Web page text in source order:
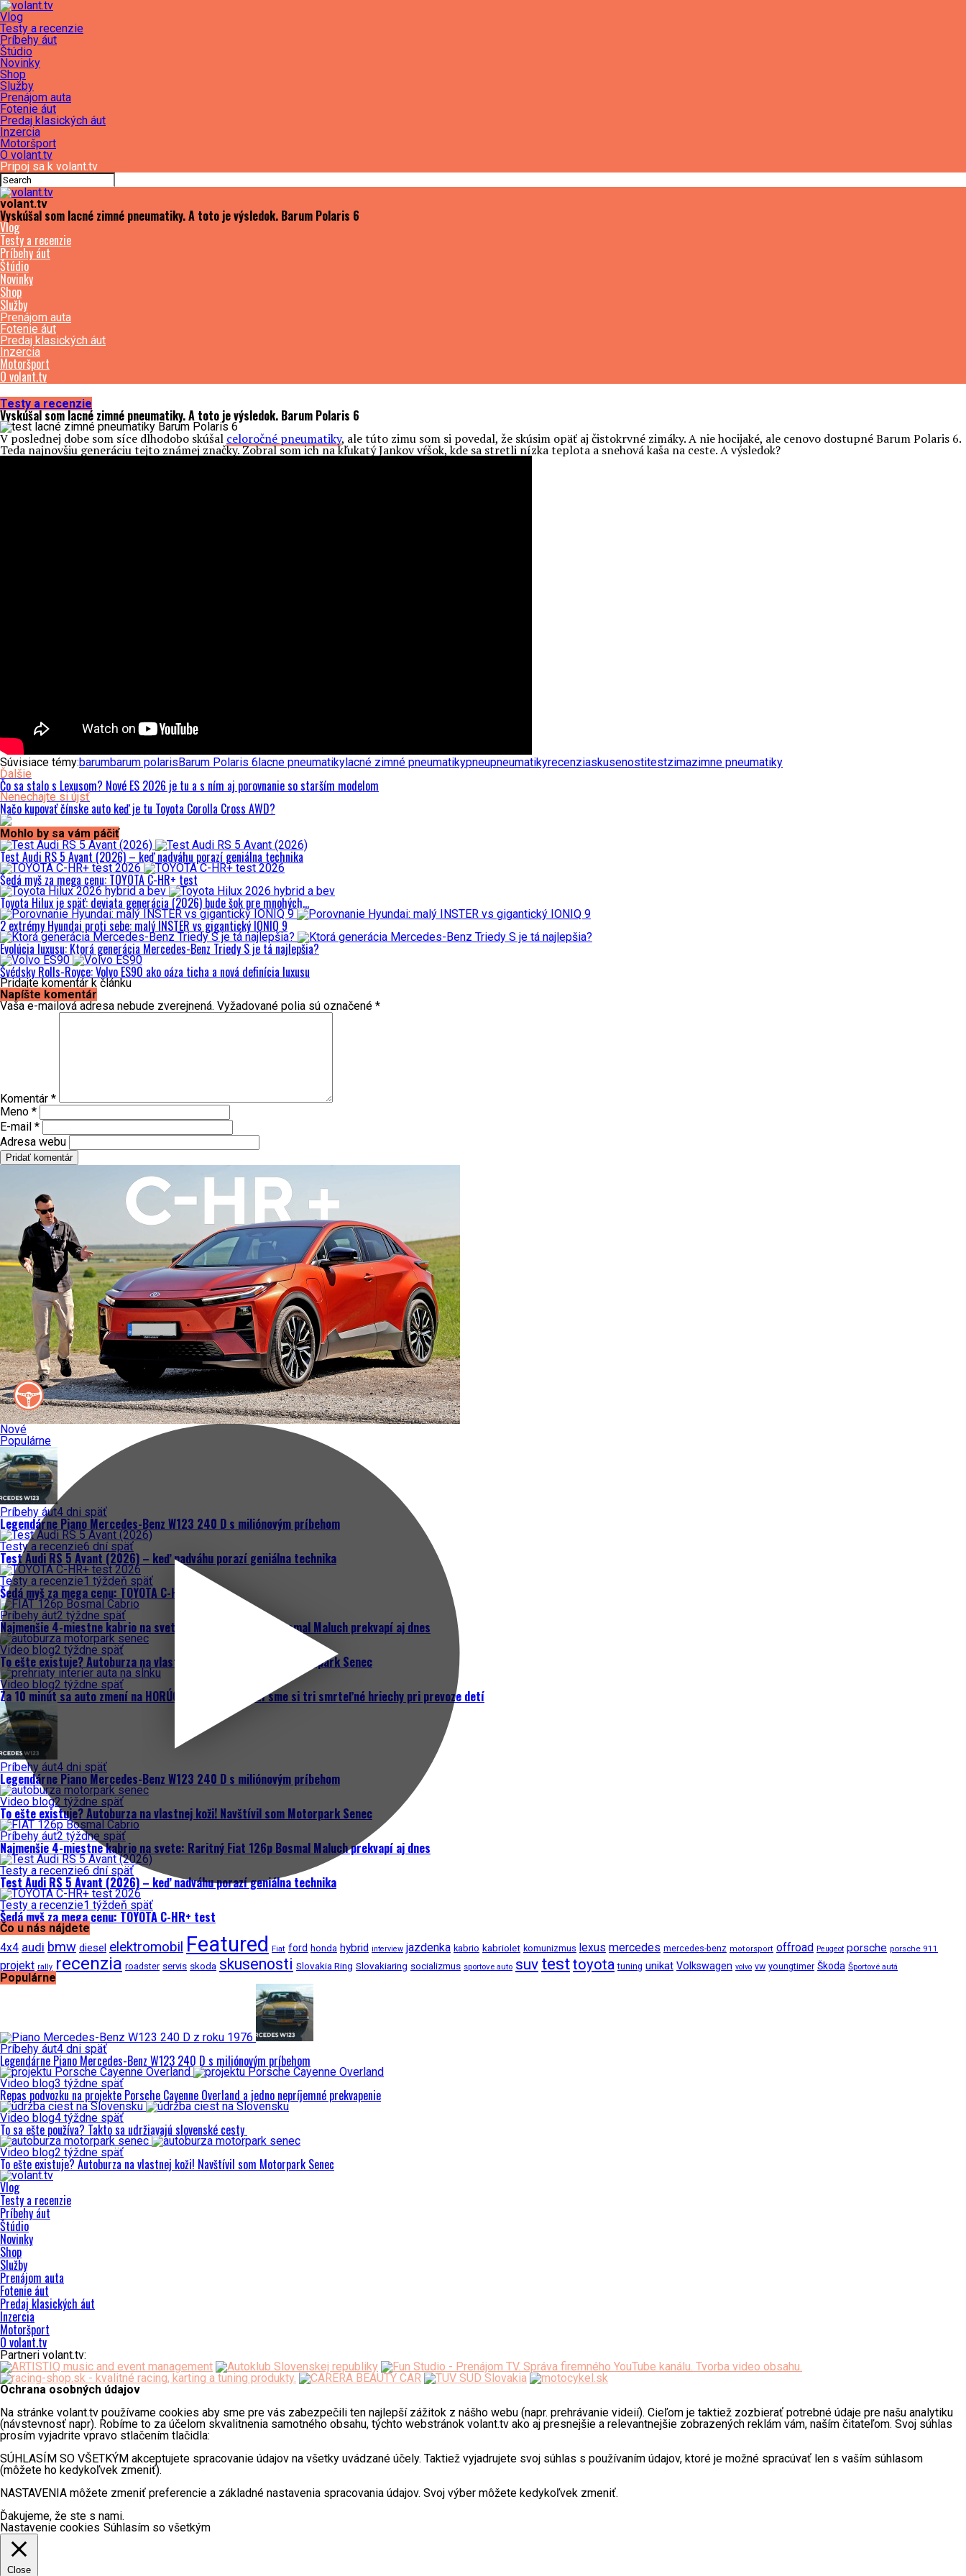
Vlog
Testy a recenzie
Príbehy áut
Štúdio
Novinky
Shop
Služby
Prenájom auta
Fotenie áut
Predaj klasických áut
Inzercia
Motoršport
O volant.tv
Pripoj sa k volant.tv
volant.tv
Vyskúšal som lacné zimné pneumatiky. A toto je výsledok. Barum Polaris 6
Vlog
Testy a recenzie
Príbehy áut
Štúdio
Novinky
Shop
Služby
Prenájom auta
Fotenie áut
Predaj klasických áut
Inzercia
Motoršport
O volant.tv
Testy a recenzie
Vyskúšal som lacné zimné pneumatiky. A toto je výsledok. Barum Polaris 6
V poslednej dobe som síce dlhodobo skúšal celoročné pneumatiky, ale túto zimu som si povedal, že skúsim opäť aj čistokrvné zimáky. A nie hocijaké, ale cenovo dostupné Barum Polaris 6.
Teda najnovšiu generáciu tejto známej značky. Zobral som ich na kľukatý Jankov vŕšok, kde sa stretli nízka teplota a snehová kaša na ceste. A výsledok?
Súvisiace témy:barumbarum polarisBarum Polaris 6lacne pneumatikylacné zimné pneumatikypneupneumatikyrecenziaskusenostitestzimazimne pneumatiky
Ďalšie
Čo sa stalo s Lexusom? Nové ES 2026 je tu a s ním aj porovnanie so starším modelom
Nenechajte si újsť
Načo kupovať čínske auto keď je tu Toyota Corolla Cross AWD?
Mohlo by sa vám páčiť
Test Audi RS 5 Avant (2026) – keď nadváhu porazí geniálna technika
Šedá myš za mega cenu: TOYOTA C-HR+ test
Toyota Hilux je späť: deviata generácia (2026) bude šok pre mnohých…
2 extrémy Hyundai proti sebe: malý INSTER vs gigantický IONIQ 9
Evolúcia luxusu: Ktorá generácia Mercedes-Benz Triedy S je tá najlepšia?
Švédsky Rolls-Royce: Volvo ES90 ako oáza ticha a nová definícia luxusu
Pridajte komentár k článku
Napíšte komentár
Vaša e-mailová adresa nebude zverejnená. Vyžadované polia sú označené *
Komentár *
Meno *
E-mail *
Adresa webu
Nové
Populárne
Príbehy áut4 dni späť
Legendárne Piano Mercedes-Benz W123 240 D s miliónovým príbehom
Testy a recenzie6 dní späť
Test Audi RS 5 Avant (2026) – keď nadváhu porazí geniálna technika
Testy a recenzie1 týždeň späť
Šedá myš za mega cenu: TOYOTA C-HR+ test
Príbehy áut2 týždne späť
Najmenšie 4-miestne kabrio na svete: Raritný Fiat 126p Bosmal Maluch prekvapí aj dnes
Video blog2 týždne späť
To ešte existuje? Autoburza na vlastnej koži! Navštívil som Motorpark Senec
Video blog2 týždne späť
Za 10 minút sa auto zmení na HORÚCU PEC. VYSKÚŠALI sme si tri smrteľné hriechy pri prevoze detí
Príbehy áut4 dni späť
Legendárne Piano Mercedes-Benz W123 240 D s miliónovým príbehom
Video blog2 týždne späť
To ešte existuje? Autoburza na vlastnej koži! Navštívil som Motorpark Senec
Príbehy áut2 týždne späť
Najmenšie 4-miestne kabrio na svete: Raritný Fiat 126p Bosmal Maluch prekvapí aj dnes
Testy a recenzie6 dní späť
Test Audi RS 5 Avant (2026) – keď nadváhu porazí geniálna technika
Testy a recenzie1 týždeň späť
Šedá myš za mega cenu: TOYOTA C-HR+ test
Čo u nás nájdete
4x4 audi bmw diesel elektromobil Featured Fiat ford honda hybrid interview jazdenka kabrio kabriolet komunizmus lexus mercedes mercedes-benz motorsport offroad Peugeot porsche porsche 911
projekt rally recenzia roadster servis skoda skusenosti Slovakia Ring Slovakiaring socializmus sportove auto suv testtoyota tuning unikat Volkswagen volvo vw youngtimer Škoda Športové autá
Populárne
Príbehy áut4 dni späť
Legendárne Piano Mercedes-Benz W123 240 D s miliónovým príbehom
Video blog3 týždne späť
Repas podvozku na projekte Porsche Cayenne Overland a jedno nepríjemné prekvapenie
Video blog4 týždne späť
To sa ešte používa? Takto sa udržiavajú slovenské cesty
Video blog2 týždne späť
To ešte existuje? Autoburza na vlastnej koži! Navštívil som Motorpark Senec
Vlog
Testy a recenzie
Príbehy áut
Štúdio
Novinky
Shop
Služby
Prenájom auta
Fotenie áut
Predaj klasických áut
Inzercia
Motoršport
O volant.tv
Partneri volant.tv:
Ochrana osobných údajov
Na stránke volant.tv používame cookies aby sme pre vás zabezpečili ten najlepší zážitok z nášho webu (napr. prehrávanie videií). Cieľom je taktiež zozbierať potrebné údaje pre našu analytiku
(návstevnosť napr). Robíme to za účelom skvalitnenia samotného obsahu, týchto webstránok volant.tv ako aj presnejšie a relevantnejšie zobrazených reklám vám, naším čitateľom. Svoj súhlas
prosím vyjadrite vpravo stlačením tlačidla:
SÚHLASÍM SO VŠETKÝM akceptujete spracovanie údajov na všetky uvádzané účely. Taktiež vyjadrujete svoj súhlas s používaním údajov, ktoré je možné spracúvať len s vaším súhlasom
(môžete ho kedykoľvek zmeniť).
NASTAVENIA môžete zmeniť preferencie a základné nastavenia spracovania údajov. Svoj výber môžete kedykoľvek zmeniť.
Ďakujeme, že ste s nami.
Nastavenie cookies Súhlasím so všetkým
Close